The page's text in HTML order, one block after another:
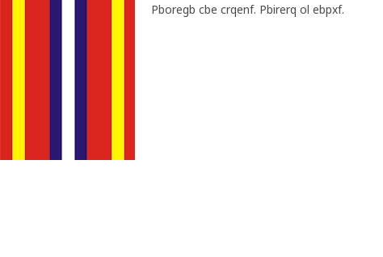
Pboregb cbe crqenf. Pbirerq ol ebpxf.